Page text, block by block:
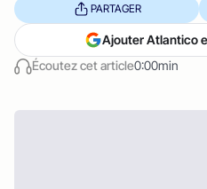
Écoutez cet article0:00min
PARTAGER
Ajouter Atlantico